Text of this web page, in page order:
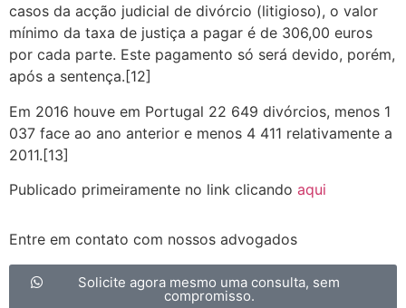
casos da acção judicial de divórcio (litigioso), o valor
mínimo da taxa de justiça a pagar é de 306,00 euros
por cada parte. Este pagamento só será devido, porém,
após a sentença.[12]
Em 2016 houve em Portugal 22 649 divórcios, menos 1
037 face ao ano anterior e menos 4 411 relativamente a
2011.[13]
Publicado primeiramente no link clicando aqui
Entre em contato com nossos advogados
Solicite agora mesmo uma consulta, sem
compromisso.